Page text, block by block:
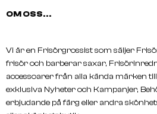
LAKMÉ
TEKNIA Travel Pack Full Defense
OM OSS...
Vi är en Frisörgrossist som säljer
frisör och barberar saxar,
accessoarer från alla kända märken
exklusiva Nyheter och Kampanjer,
erbjudande på färg eller andra